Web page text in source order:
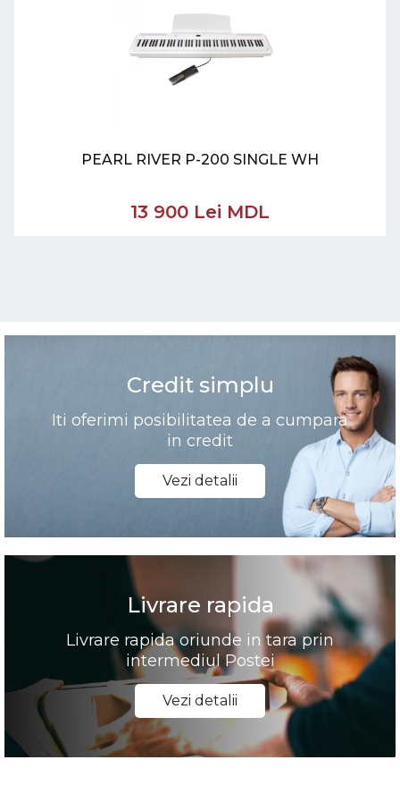
PEARL RIVER P-200 SINGLE WH
13 900 Lei MDL
Credit simplu
Iti oferimi posibilitatea de a cumpara
in credit
Vezi detalii
Livrare rapida
Livrare rapida oriunde in tara prin
intermediul Postei
Vezi detalii